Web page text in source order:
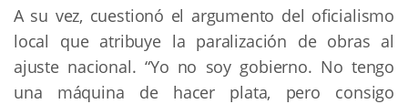
A su vez, cuestionó el argumento del oficialismo
local que atribuye la paralización de obras al
ajuste nacional. “Yo no soy gobierno. No tengo
una máquina de hacer plata, pero consigo